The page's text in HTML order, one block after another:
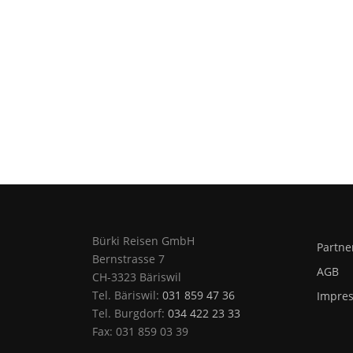
Bürki Reisen GmbH
Bernstrasse 7
CH-3323 Bäriswil
Tel. Bäriswil: 031 859 47 36
Tel. Burgdorf: 034 422 23 33
Fax: 031 859 03 39
AGB